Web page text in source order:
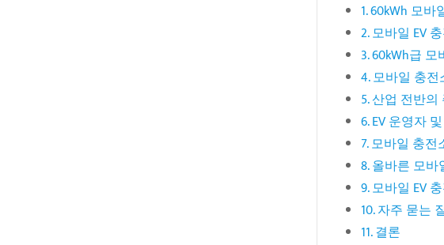
1. 60kWh 모
2. 모바일 EV
3. 60kWh급
4. 모바일 충
5. 산업 전반
6. EV 운영자
7. 모바일 충
8. 올바른 모
9. 모바일 EV
10. 자주 묻는
11. 결론